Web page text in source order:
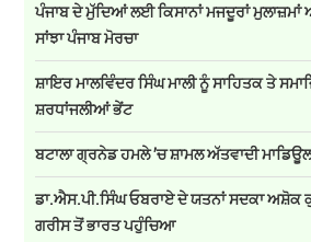
ਪੰਜਾਬ ਦੇ ਮੁੱਦਿਆਂ ਲਈ ਕਿਸਾਨਾਂ ਮਜਦੂਰਾਂ
ਸਾਂਝਾ ਪੰਜਾਬ ਮੋਰਚਾ
ਸ਼ਾਇਰ ਮਾਲਵਿੰਦਰ ਸਿੰਘ ਮਾਲੀ ਨੂੰ ਸਾਹਿਤਕ ਤੇ
ਸ਼ਰਧਾਂਜਲੀਆਂ ਭੇਂਟ
ਬਟਾਲਾ ਗ੍ਰਨੇਡ ਹਮਲੇ ’ਚ ਸ਼ਾਮਲ ਅੱਤਵਾਦੀ
ਡਾ.ਐਸ.ਪੀ.ਸਿੰਘ ਓਬਰਾਏ ਦੇ ਯਤਨਾਂ ਸਦਕਾ ਅਸ਼ੋਕ
ਗਰੀਸ ਤੋਂ ਭਾਰਤ ਪਹੁੰਚਿਆ